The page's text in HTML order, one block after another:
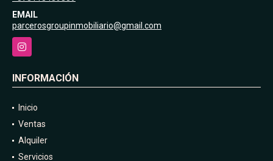
EMAIL
parcerosgroupinmobiliario@gmail.com
Instagram
INFORMACIÓN
Inicio
Ventas
Alquiler
Servicios